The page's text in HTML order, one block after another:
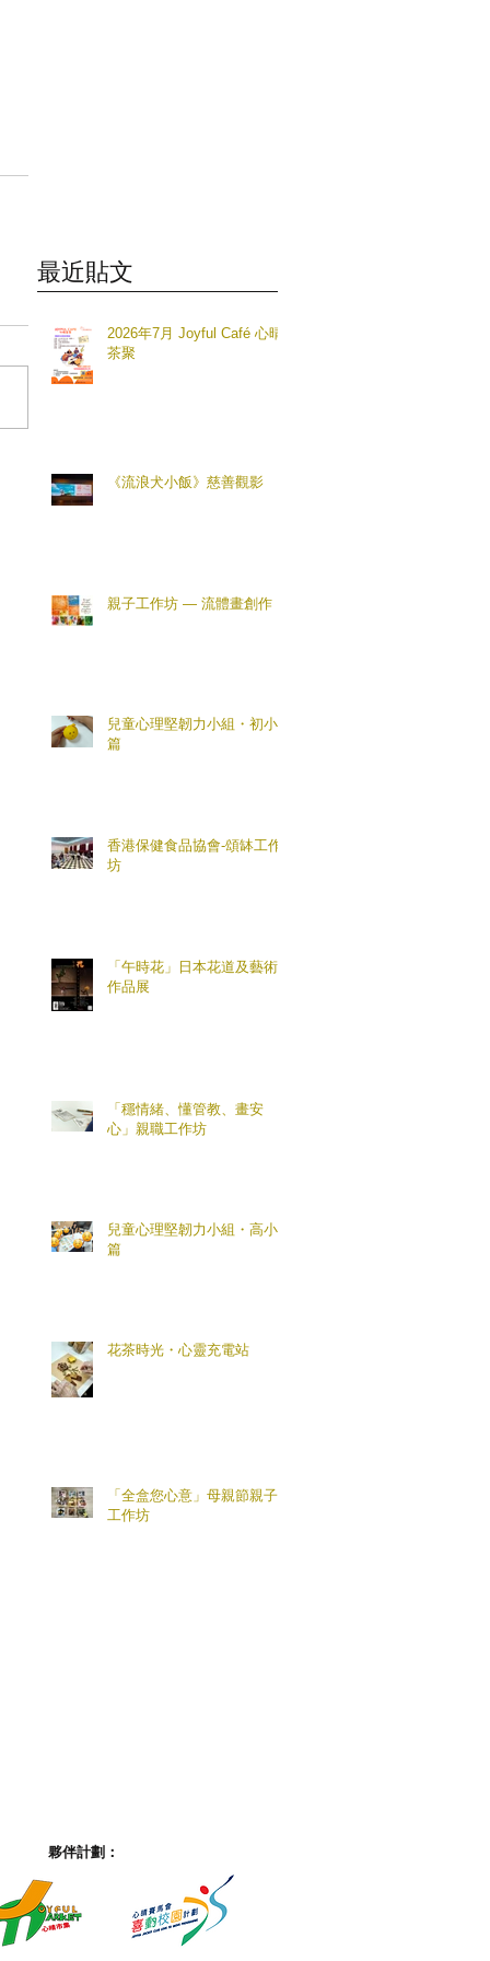
最近貼文
2026年7月 Joyful Café 心晴
茶聚
《流浪犬小飯》慈善觀影
親子工作坊 — 流體畫創作
兒童心理堅韌力小組・初小
篇
香港保健食品協會-頌缽工作
坊
「午時花」日本花道及藝術
作品展
「穩情緒、懂管教、畫安
心」親職工作坊
兒童心理堅韌力小組・高小
篇
花茶時光・心靈充電站
「全盒您心意」母親節親子
工作坊
夥伴計劃：